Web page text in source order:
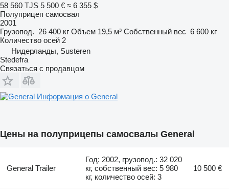
58 560 TJS 5 500 € ≈ 6 355 $
Полуприцеп самосвал
2001
Грузопод. 26 400 кг Объем 19,5 м³ Собственный вес 6 600 кг
Количество осей 2
Нидерланды, Susteren
Stedefra
Связаться с продавцом
Информация о General
Цены на полуприцепы самосвалы General
General Trailer
Год: 2002, грузопод.: 32 020
кг, собственный вес: 5 980
кг, количество осей: 3
10 500 €